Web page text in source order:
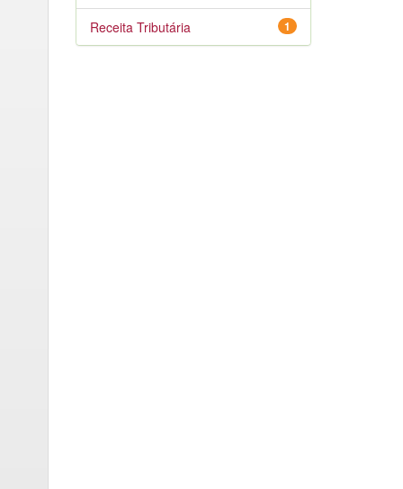
1
Receita Tributária